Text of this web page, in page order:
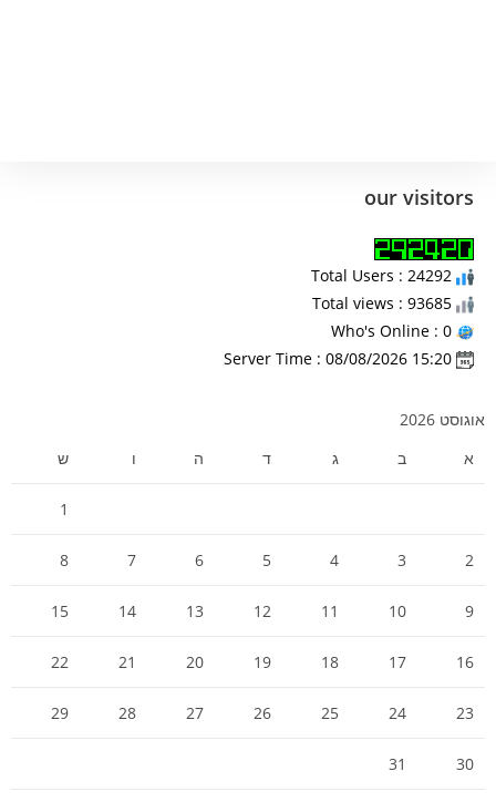
our visitors
אוגוסט 2026
א
ב ג ד ה ו ש
1
2
3
4
5
6
7
8
9
10
11
12
13
14
15
16
17
18
19
20
21
22
23
24
25
26
27
28
29
30
31